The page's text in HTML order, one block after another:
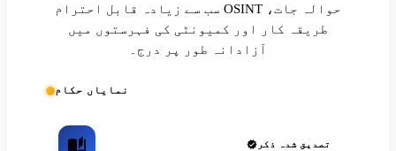
سب سے زیادہ قابل احترام OSINT حوالہ جات،
طریقہ کار اور کمیونٹی کی فہرستوں میں
آزادانہ طور پر درج۔
نمایاں حکام
تصدیق شدہ ذکر